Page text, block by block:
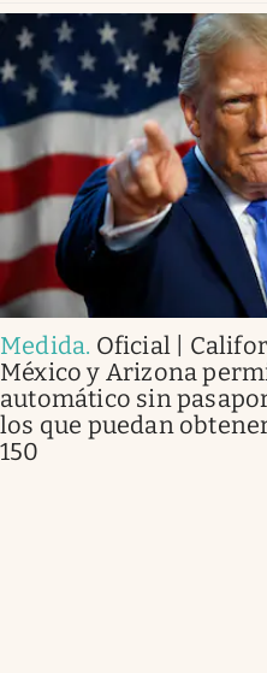
Medida. Oficial |
México y Arizona
automático sin
los que puedan
150